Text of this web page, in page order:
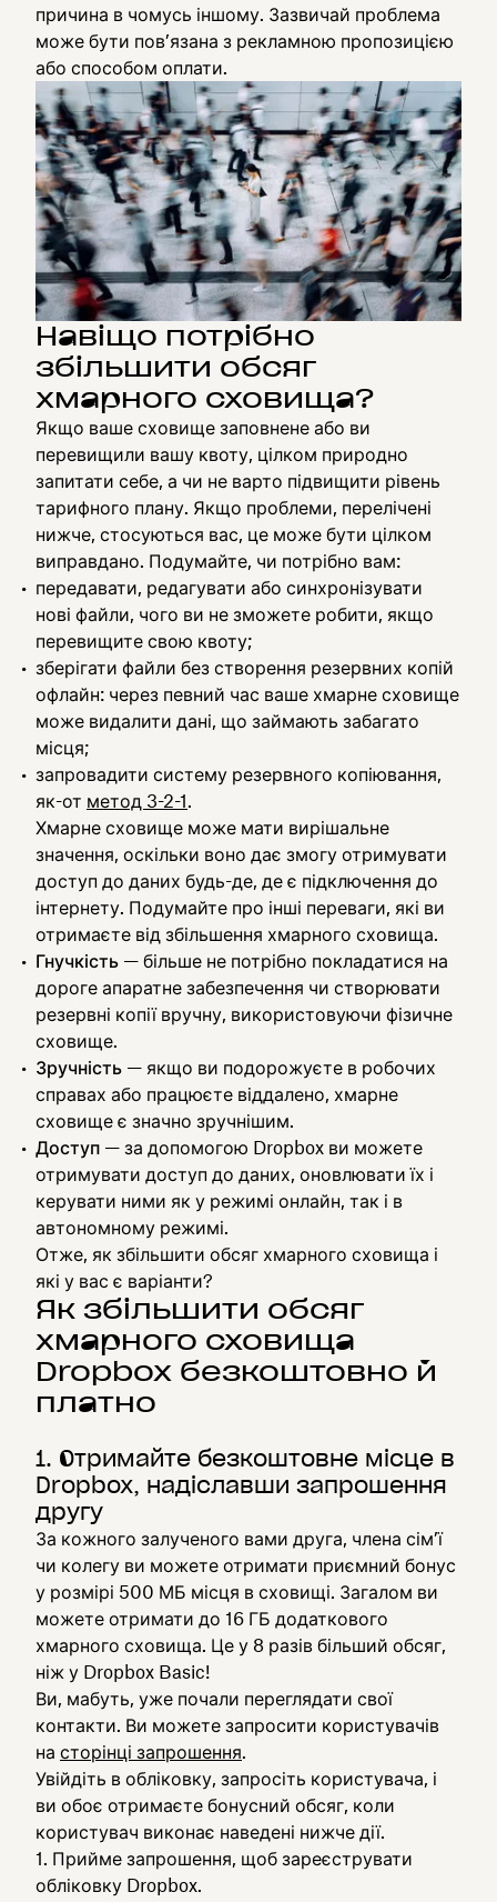
причина в чомусь іншому. Зазвичай проблема
може бути пов’язана з рекламною пропозицією
або способом оплати.
Навіщо потрібно
збільшити обсяг
хмарного сховища?
Якщо ваше сховище заповнене або ви
перевищили вашу квоту, цілком природно
запитати себе, а чи не варто підвищити рівень
тарифного плану. Якщо проблеми, перелічені
нижче, стосуються вас, це може бути цілком
виправдано. Подумайте, чи потрібно вам:
передавати, редагувати або синхронізувати
нові файли, чого ви не зможете робити, якщо
перевищите свою квоту;
зберігати файли без створення резервних копій
офлайн: через певний час ваше хмарне сховище
може видалити дані, що займають забагато
місця;
запровадити систему резервного копіювання,
як-от метод 3-2-1.
Хмарне сховище може мати вирішальне
значення, оскільки воно дає змогу отримувати
доступ до даних будь-де, де є підключення до
інтернету. Подумайте про інші переваги, які ви
отримаєте від збільшення хмарного сховища.
Гнучкість — більше не потрібно покладатися на
дороге апаратне забезпечення чи створювати
резервні копії вручну, використовуючи фізичне
сховище.
Зручність — якщо ви подорожуєте в робочих
справах або працюєте віддалено, хмарне
сховище є значно зручнішим.
Доступ — за допомогою Dropbox ви можете
отримувати доступ до даних, оновлювати їх і
керувати ними як у режимі онлайн, так і в
автономному режимі.
Отже, як збільшити обсяг хмарного сховища і
які у вас є варіанти?
Як збільшити обсяг
хмарного сховища
Dropbox безкоштовно й
платно
1. Отримайте безкоштовне місце в
Dropbox, надіславши запрошення
другу
За кожного залученого вами друга, члена сім’ї
чи колегу ви можете отримати приємний бонус
у розмірі 500 МБ місця в сховищі. Загалом ви
можете отримати до 16 ГБ додаткового
хмарного сховища. Це у 8 разів більший обсяг,
ніж у Dropbox Basic!
Ви, мабуть, уже почали переглядати свої
контакти. Ви можете запросити користувачів
на сторінці запрошення.
Увійдіть в обліковку, запросіть користувача, і
ви обоє отримаєте бонусний обсяг, коли
користувач виконає наведені нижче дії.
Прийме запрошення, щоб зареєструвати
обліковку Dropbox.